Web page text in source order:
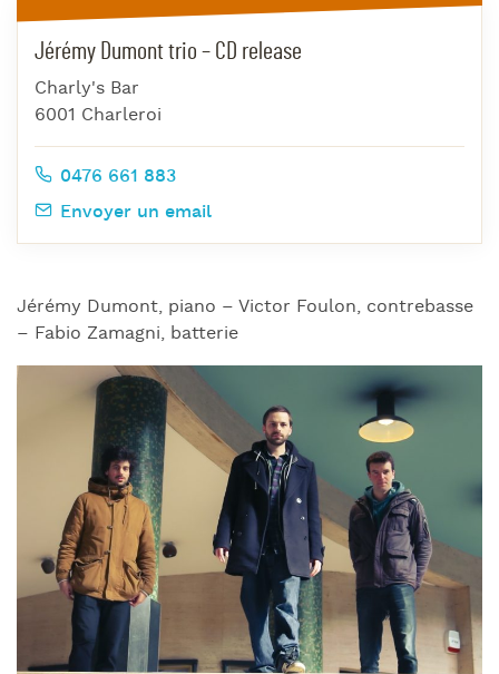
Jérémy Dumont, piano – Victor Foulon, contrebasse
– Fabio Zamagni, batterie
Jérémy Dumont trio – CD release
Charly's Bar
6001 Charleroi
0476 661 883
Envoyer un email